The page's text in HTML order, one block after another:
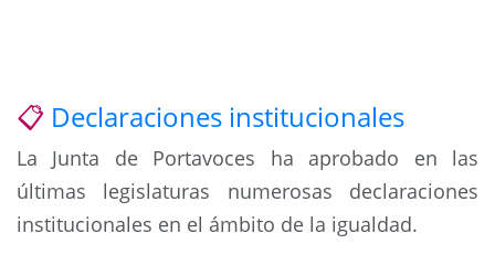
📋 Declaraciones institucionales
La Junta de Portavoces ha aprobado en las
últimas legislaturas numerosas declaraciones
institucionales en el ámbito de la igualdad.